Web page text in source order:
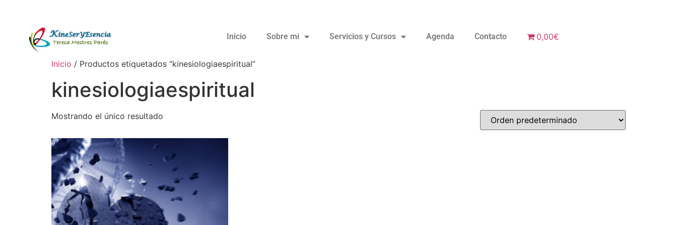
Inicio Sobre mi Servicios y Cursos Agenda Contacto 0,00€
Inicio / Productos etiquetados “kinesiologiaespiritual”
kinesiologiaespiritual
Mostrando el único resultado